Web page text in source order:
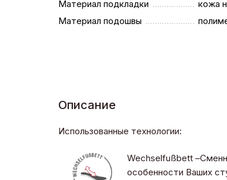
Материал подкладки
кожа
Материал подошвы
Описание
Использованные технологии:
Wechselfußbett
особенности Ваших